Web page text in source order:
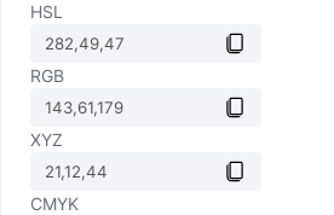
HSL
RGB
XYZ
CMYK